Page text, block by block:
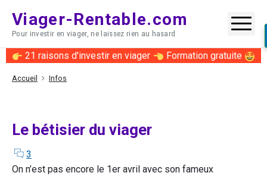
content
Viager-Rentable.com
Pour investir en viager, ne laissez rien au hasard
21 raisons d'investir en viager Formation gratuite
Accueil Infos
Le bétisier du viager
3
"Le
On n’est pas encore le 1er avril avec son fameux